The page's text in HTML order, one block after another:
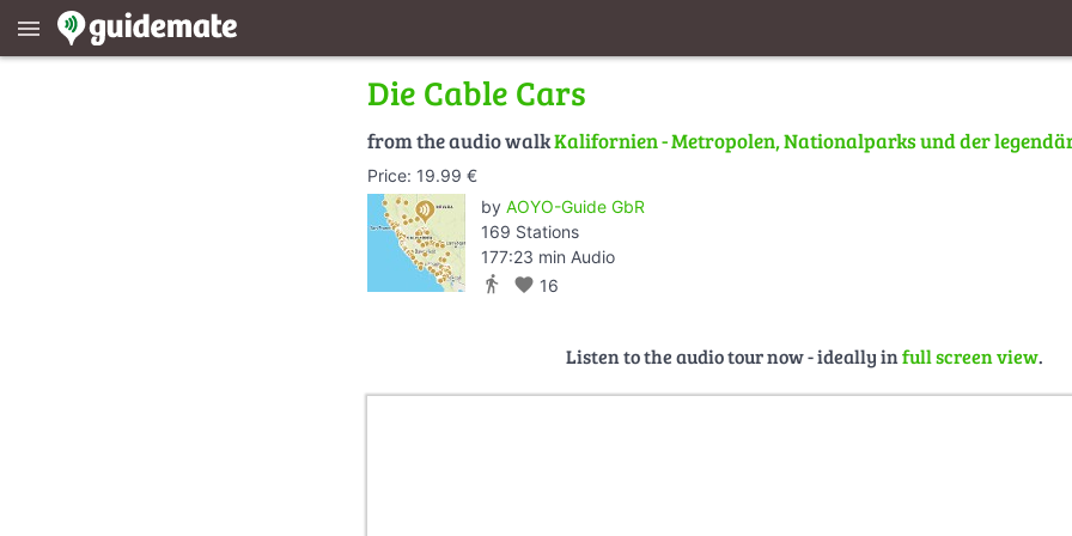
menu
Die Cable Cars
from the audio walkKalifornien - Metropolen, Nationalparks und der
Price: 19.99 €
by AOYO-Guide GbR
169 Stations
177:23 min Audio
directions_walk favorite 16
Listen to the audio tour now - ideally infull screen view.